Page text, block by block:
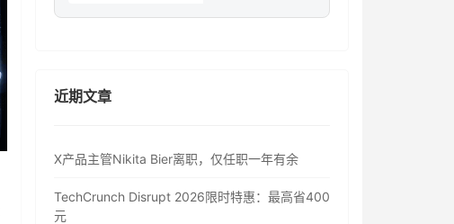
近期文章
X产品主管Nikita Bier离职，仅任职一年有余
TechCrunch Disrupt 2026限时特惠：最高省400
元